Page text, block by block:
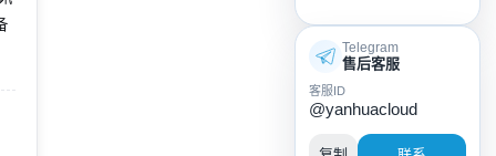
Telegram
售后客服
客服ID
@yanhuacloud